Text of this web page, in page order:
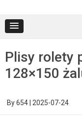
Plisy rolety
128×150
By654 2025-07-24